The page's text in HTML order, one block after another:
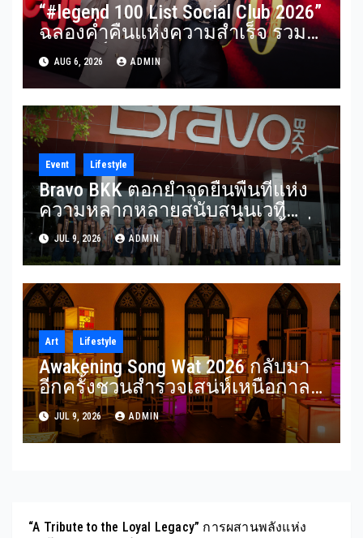
“#legend 100 List Social Club 2026”
ฉลองค่ำคืนแห่งความสำเร็จ รวม
ผู้นำองค์กร นักธุรกิจ ศิลปิน นัก
แสดง และอินฟลูเอนเซอร์ชื่อดัง
ร่วมงานคับคั่ง
AUG 6, 2026 ADMIN
Event Lifestyle
Bravo BKK ตอกย้ำจุดยืนพื้นที่แห่ง
ความหลากหลายสนับสนุนเวที
Mister Gay Thailand 2026 เปิดพื้นที่
ส่งต่อแรงบันดาลใจและความเท่า
เทียมสู่สังคม
JUL 9, 2026 ADMIN
Art Lifestyle
Awakening Song Wat 2026 กลับมา
อีกครั้งชวนสำรวจเสน่ห์เหนือกาล
เวลาของ ‘ทรงวาด’ ผ่านศิลปะแสง
ไฟ ในธีม “SON(G)EVITY” 3-12
กรกฎาคม 2569
JUL 9, 2026 ADMIN
“A Tribute to the Loyal Legacy” การผสานพลังแห่ง